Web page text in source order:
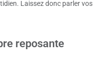
Laissez donc parler vos
reposante